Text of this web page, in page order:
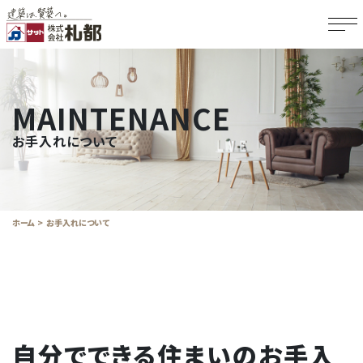
MAINTENANCE
お手入れについて
ホーム お手入れについて
自分でできる住まいのお手入